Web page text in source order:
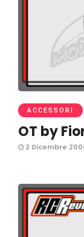
ACCESSORI
OT by
2 Dicembre